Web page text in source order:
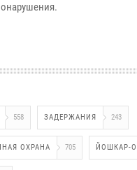
558 ЗАДЕРЖАНИЯ 243
ОХРАНА 705 ЙОШКАР-